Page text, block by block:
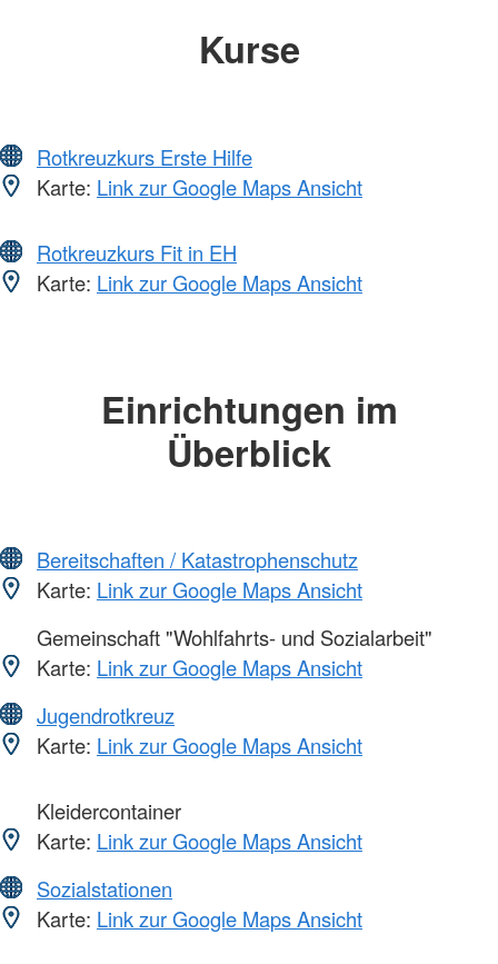
Kurse
Rotkreuzkurs Erste Hilfe
Karte: Link zur Google Maps Ansicht
Rotkreuzkurs Fit in EH
Karte: Link zur Google Maps Ansicht
Einrichtungen im
Überblick
Bereitschaften / Katastrophenschutz
Karte: Link zur Google Maps Ansicht
Gemeinschaft "Wohlfahrts- und Sozialarbeit"
Karte: Link zur Google Maps Ansicht
Jugendrotkreuz
Karte: Link zur Google Maps Ansicht
Kleidercontainer
Karte: Link zur Google Maps Ansicht
Sozialstationen
Karte: Link zur Google Maps Ansicht